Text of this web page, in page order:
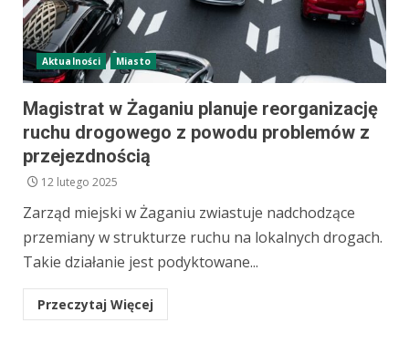
Aktualności Miasto
Magistrat w Żaganiu planuje reorganizację
ruchu drogowego z powodu problemów z
przejezdnością
12 lutego 2025
Zarząd miejski w Żaganiu zwiastuje nadchodzące
przemiany w strukturze ruchu na lokalnych drogach.
Takie działanie jest podyktowane...
Przeczytaj Więcej